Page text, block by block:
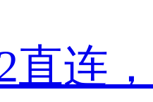
直连